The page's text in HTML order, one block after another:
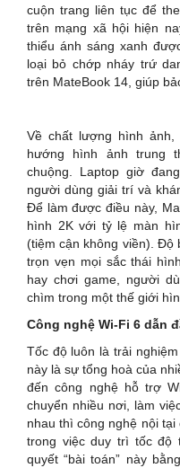
cuộn trang liên tục để
trên mạng xã hội hiện
thiểu ánh sáng xanh
loại bỏ chớp nháy trứ
trên MateBook 14, giúp
Về chất lượng hình ảnh,
hướng hình ảnh trung
chuộng. Laptop giờ
người dùng giải trí và
Để làm được điều này,
hình 2K với tỷ lệ màn
(tiệm cận không viền). Độ
trọn vẹn mọi sắc thái
hay chơi game, người
chìm trong một thế giới
Công nghệ Wi-Fi 6 dẫn
Tốc độ luôn là trải
này là sự tổng hoà của
đến công nghệ hỗ trợ
chuyển nhiều nơi, làm
nhau thì công nghệ nội
trong việc duy trì tốc độ
quyết “bài toán” này